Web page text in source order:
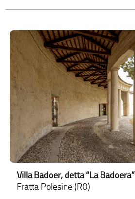
Villa Badoer, detta “La Badoera”
Fratta Polesine (RO)